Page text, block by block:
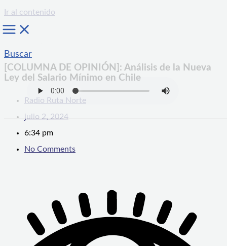
Ir al contenido
Buscar
[COLUMNA DE OPINIÓN]: Análisis de la Nueva
Ley del Salario Mínimo en Chile
Radio Ruta Norte
julio 2, 2024
6:34 pm
No Comments